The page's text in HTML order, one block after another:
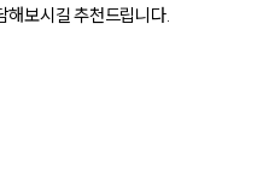
해보시길 추천드립니다.